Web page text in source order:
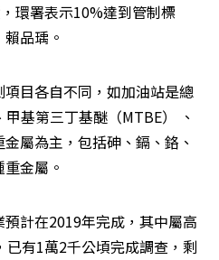
環署表示10%達到管制標
品瑀。
目各自不同，如加油站是總
基第三丁基醚（MTBE） 、
屬為主，包括砷、鎘、鉻、
金屬。
計在2019年完成，其中屬高
有1萬2千公頃完成調查，剩